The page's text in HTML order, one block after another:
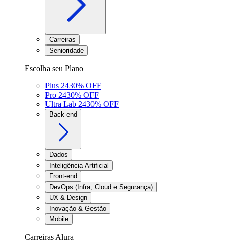
Carreiras
Senioridade
Escolha seu Plano
Plus 2430% OFF
Pro 2430% OFF
Ultra Lab 2430% OFF
Back-end
Dados
Inteligência Artificial
Front-end
DevOps (Infra, Cloud e Segurança)
UX & Design
Inovação & Gestão
Mobile
Carreiras Alura